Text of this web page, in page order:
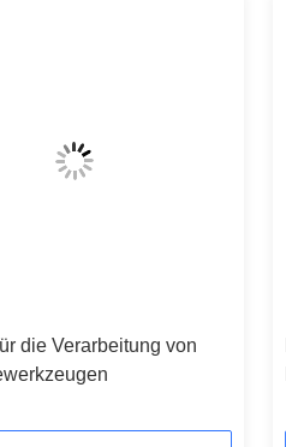
die Verarbeitung von